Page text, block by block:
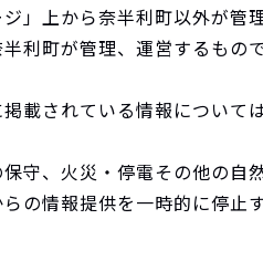
」上から奈半利町以外が
利町が管理、運営するも
掲載されている情報につい
守、火災・停電その他の
の情報提供を一時的に停止